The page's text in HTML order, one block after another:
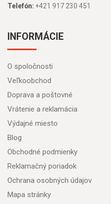
Telefón: +421 917 230 451
INFORMÁCIE
O spoločnosti
Veľkoobchod
Doprava a poštovné
Vrátenie a reklamácia
Výdajné miesto
Blog
Obchodné podmienky
Reklamačný poriadok
Ochrana osobných údajov
Mapa stránky